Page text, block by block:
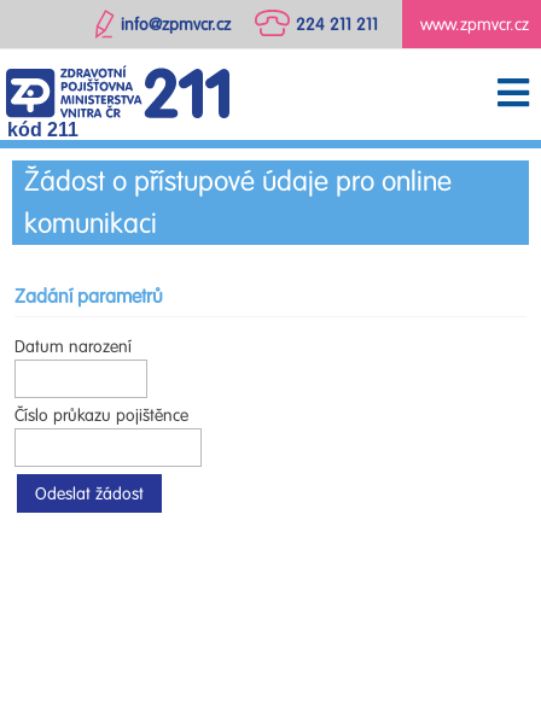
www.zpmvcr.cz
224 211 211
info@zpmvcr.cz
kód 211
Žádost o přístupové údaje pro online
komunikaci
Zadání parametrů
Datum narození
Číslo průkazu pojištěnce